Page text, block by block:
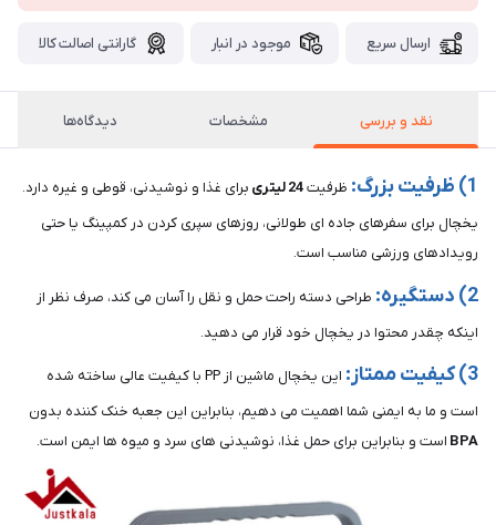
ارسال سریع موجود در انبار گارانتی اصالت کالا
نقد و بررسی مشخصات دیدگاه‌ها
1) ظرفیت بزرگ: ظرفیت24لیتری برای غذا و نوشیدنی، قوطی و غیره دارد.
یخچال برای سفرهای جاده ای طولانی، روزهای سپری کردن در کمپینگ یا حتی
رویدادهای ورزشی مناسب است.
2) دستگیره:
طراحی دسته راحت حمل و نقل را آسان می کند، صرف نظر از
اینکه چقدر محتوا در یخچال خود قرار می دهید.
3) کیفیت ممتاز:
این یخچال ماشین از PP با کیفیت عالی ساخته شده
است و ما به ایمنی شما اهمیت می دهیم، بنابراین این جعبه خنک کننده بدون
BPA است و بنابراین برای حمل غذا، نوشیدنی های سرد و میوه ها ایمن است.